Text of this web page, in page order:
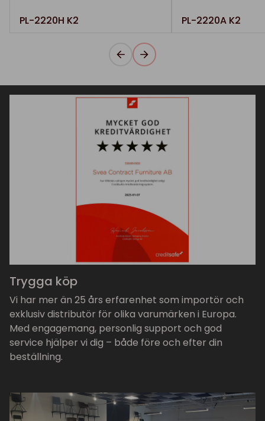
PL-2220H K2 PL-2220A K2
Trygga köp
Vi har mer än 25 års erfarenhet som importör och
exklusiv distributör för olika varumärken i Europa.
Med engagemang, personlig support och god
service hjälper vi dig – både före och efter din
beställning.